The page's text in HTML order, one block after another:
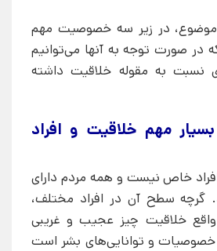
در زیر سه خصوصیت مهم
در صورت توجه به آنها می‌توانیم
نسبت به مقوله خلاقیت داشته
مهم خلاقیت و افراد
خاص نیست و همه مردم دارای
سطح آن در افراد مختلف،
خلاقیت چیز عجیب و غریبی
خصوصیات و توانایی‌های بشر است